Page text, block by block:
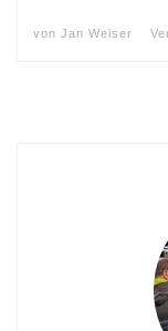
von Jan Weiser